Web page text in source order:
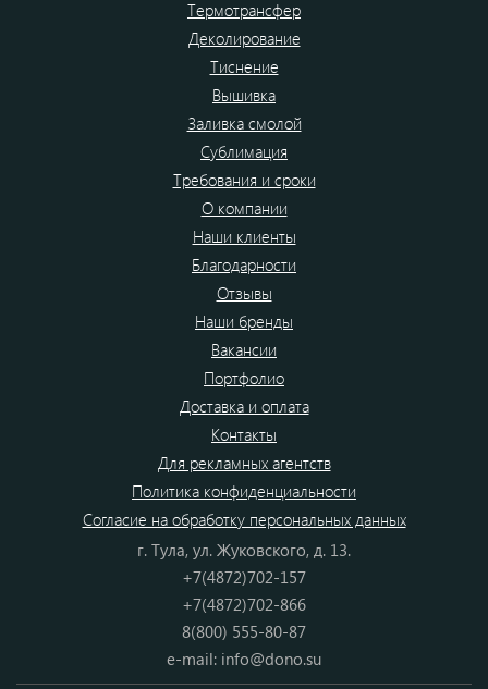
Термотрансфер
Деколирование
Тиснение
Вышивка
Заливка смолой
Сублимация
Требования и сроки
О компании
Наши клиенты
Благодарности
Отзывы
Наши бренды
Вакансии
Портфолио
Доставка и оплата
Контакты
Для рекламных агентств
Политика конфиденциальности
Согласие на обработку персональных данных
г. Тула, ул. Жуковского, д. 13.
+7(4872)702-157
+7(4872)702-866
8(800) 555-80-87
e-mail: info@dono.su